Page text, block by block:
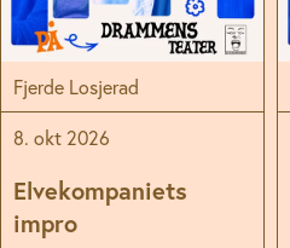
Fjerde Losjerad
8. okt 2026
Elvekompaniets
impro